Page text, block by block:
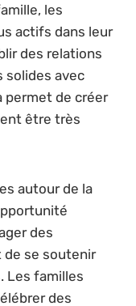
les
actifs dans leur
des relations
solides avec
permet de créer
être très
autour de la
des
se soutenir
Les familles
des